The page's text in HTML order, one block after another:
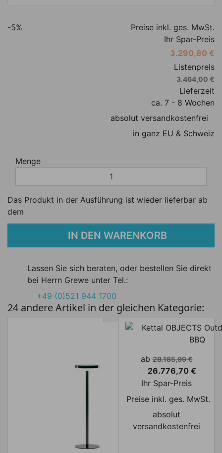
-5%
Preise inkl. ges. MwSt.
Ihr Spar-Preis
3.290,80 €
Listenpreis
3.464,00 €
Lieferzeit
ca. 7 - 8 Wochen
absolut versandkostenfrei
in ganz EU & Schweiz
Menge
Das Produkt in der Ausführung ist wieder lieferbar ab
dem
IN DEN WARENKORB
Lassen Sie sich beraten, oder bestellen Sie direkt
bei Herrn Grewe unter Tel.:
+49 (0)521 944 1700
24 andere Artikel in der gleichen Kategorie:
Verkaufspreis
ab 28.185,99 €
Preis
26.776,70 €
Ihr Spar-Preis
Preise inkl. ges. MwSt.
absolut
versandkostenfrei